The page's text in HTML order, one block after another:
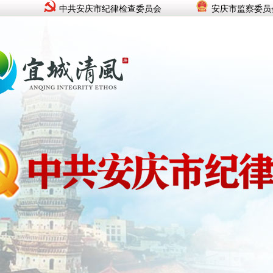
中共安庆市纪律检查委员会 安庆市监察委